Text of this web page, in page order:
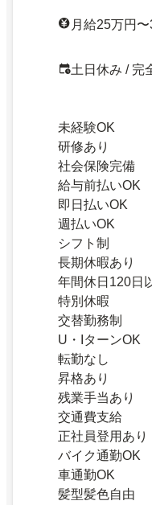
月給25万円
土日休み / 完
未経験OK
研修あり
社会保険完備
給与前払いOK
即日払いOK
週払いOK
シフト制
長期休暇あり
年間休日120日
特別休暇
交替勤務制
U・IターンOK
転勤なし
昇格あり
残業手当あり
交通費支給
正社員登用あり
バイク通勤OK
車通勤OK
髪型髪色自由